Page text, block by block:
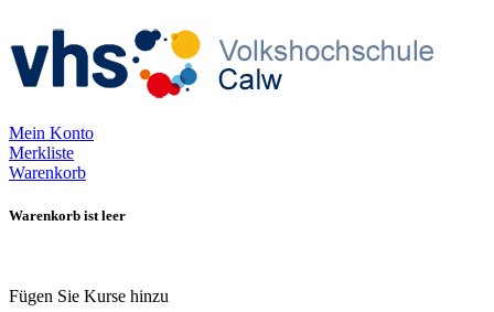
Mein Konto
Merkliste
Warenkorb
Warenkorb ist leer
Fügen Sie Kurse hinzu